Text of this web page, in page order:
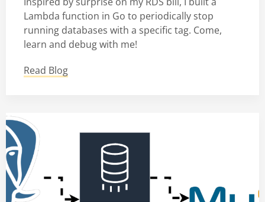
Lambda function in Go to periodically stop
running databases with a specific tag. Come,
learn and debug with me!
Read Blog